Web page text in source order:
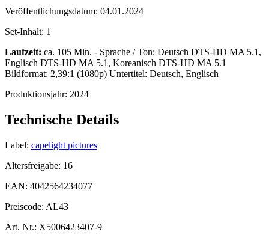
Veröffentlichungsdatum: 04.01.2024
Set-Inhalt: 1
Laufzeit: ca. 105 Min. - Sprache / Ton: Deutsch DTS-HD MA 5.1,
Englisch DTS-HD MA 5.1, Koreanisch DTS-HD MA 5.1
Bildformat: 2,39:1 (1080p) Untertitel: Deutsch, Englisch
Produktionsjahr: 2024
Technische Details
Label: capelight pictures
Altersfreigabe: 16
EAN: 4042564234077
Preiscode: AL43
Art. Nr.: X5006423407-9